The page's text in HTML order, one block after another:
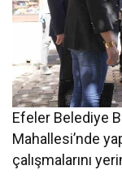
Efeler Belediye
Mahallesi’nde
çalışmalarını